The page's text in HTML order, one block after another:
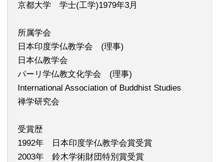
京都大学 学士(工学)1979年3月
所属学会
日本印度学仏教学会 (理事)
日本仏教学会
パーリ学仏教文化学会 (理事)
International Association of Buddhist Studies
禅学研究会
受賞歴
1992年 日本印度学仏教学会賞受賞
2003年 鈴木学術財団特別賞受賞